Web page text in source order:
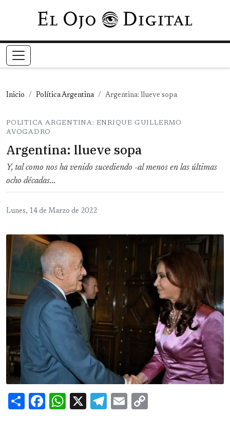
Pasar al contenido principal
Inicio Política Argentina Argentina: llueve sopa
POLITICA ARGENTINA: ENRIQUE GUILLERMO
AVOGADRO
Argentina: llueve sopa
Y, tal como nos ha venido sucediendo -al menos en las últimas
ocho décadas...
Lunes, 14 de Marzo de 2022
ShareFacebook
WhatsApp
X Telegram
Email